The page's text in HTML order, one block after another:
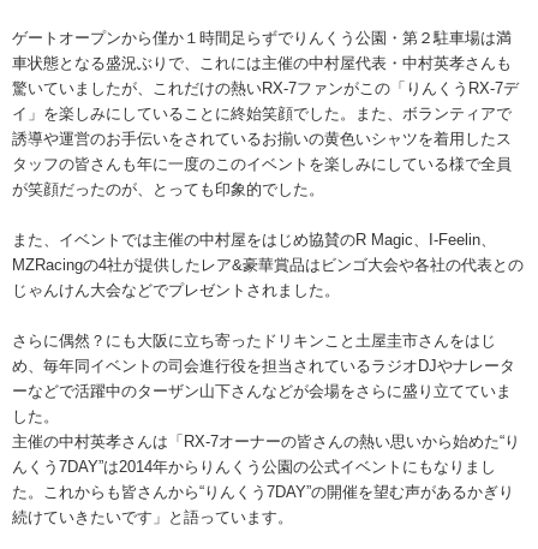
ゲートオープンから僅か１時間足らずでりんくう公園・第２駐車場は満
車状態となる盛況ぶりで、これには主催の中村屋代表・中村英孝さんも
驚いていましたが、これだけの熱いRX-7ファンがこの「りんくうRX-7デ
イ」を楽しみにしていることに終始笑顔でした。また、ボランティアで
誘導や運営のお手伝いをされているお揃いの黄色いシャツを着用したス
タッフの皆さんも年に一度のこのイベントを楽しみにしている様で全員
が笑顔だったのが、とっても印象的でした。
また、イベントでは主催の中村屋をはじめ協賛のR Magic、I-Feelin、
MZRacingの4社が提供したレア&豪華賞品はビンゴ大会や各社の代表との
じゃんけん大会などでプレゼントされました。
さらに偶然？にも大阪に立ち寄ったドリキンこと土屋圭市さんをはじ
め、毎年同イベントの司会進行役を担当されているラジオDJやナレータ
ーなどで活躍中のターザン山下さんなどが会場をさらに盛り立てていま
した。
主催の中村英孝さんは「RX-7オーナーの皆さんの熱い思いから始めた“り
んくう7DAY”は2014年からりんくう公園の公式イベントにもなりまし
た。これからも皆さんから“りんくう7DAY”の開催を望む声があるかぎり
続けていきたいです」と語っています。